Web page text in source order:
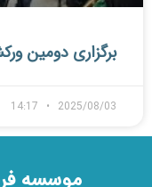
برگزاری دومین
2025/08/03
موسسه